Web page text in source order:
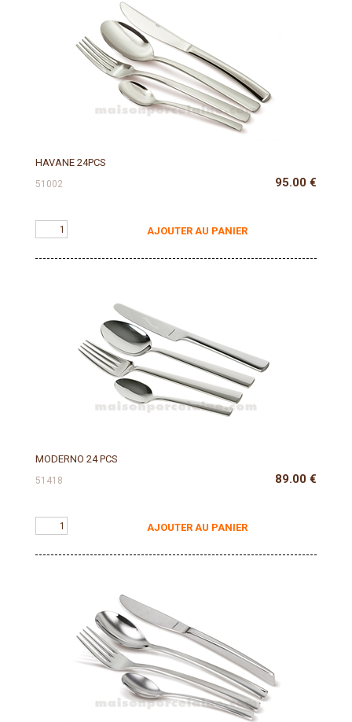
HAVANE 24PCS
51002 95.00 €
AJOUTER AU PANIER
MODERNO 24 PCS
51418 89.00 €
AJOUTER AU PANIER